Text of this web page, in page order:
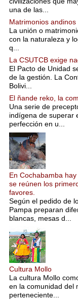
una de las...
Matrimonios
La unión o
con la naturaleza y
q...
La CSUTCB exige
El Pacto de Unidad
de la gestión. La
Bolivi...
El ñande reko, la
Una serie de
indígena de superar
perfección en u...
En Cochabamba
se reúnen los
favores.
Según el pedido de
Pampa preparan
blancas, mesas d...
Cultura Mollo
La cultura Mollo
en la comunidad del
perteneciente...